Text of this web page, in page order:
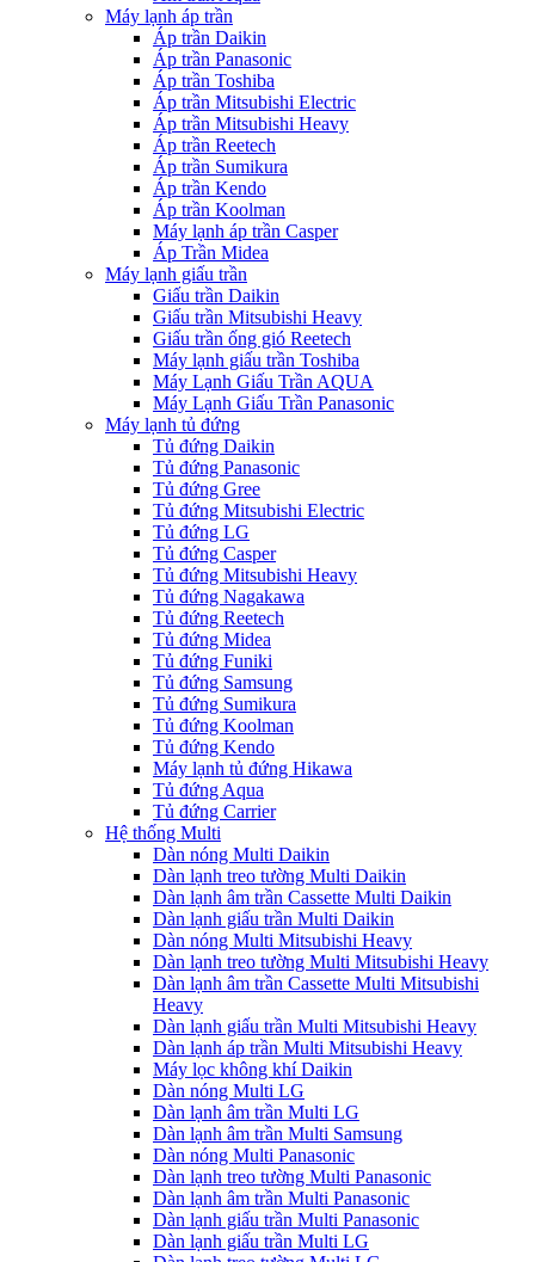
Máy lạnh áp trần
Áp trần Daikin
Áp trần Panasonic
Áp trần Toshiba
Áp trần Mitsubishi Electric
Áp trần Mitsubishi Heavy
Áp trần Reetech
Áp trần Sumikura
Áp trần Kendo
Áp trần Koolman
Máy lạnh áp trần Casper
Áp Trần Midea
Máy lạnh giấu trần
Giấu trần Daikin
Giấu trần Mitsubishi Heavy
Giấu trần ống gió Reetech
Máy lạnh giấu trần Toshiba
Máy Lạnh Giấu Trần AQUA
Máy Lạnh Giấu Trần Panasonic
Máy lạnh tủ đứng
Tủ đứng Daikin
Tủ đứng Panasonic
Tủ đứng Gree
Tủ đứng Mitsubishi Electric
Tủ đứng LG
Tủ đứng Casper
Tủ đứng Mitsubishi Heavy
Tủ đứng Nagakawa
Tủ đứng Reetech
Tủ đứng Midea
Tủ đứng Funiki
Tủ đứng Samsung
Tủ đứng Sumikura
Tủ đứng Koolman
Tủ đứng Kendo
Máy lạnh tủ đứng Hikawa
Tủ đứng Aqua
Tủ đứng Carrier
Hệ thống Multi
Dàn nóng Multi Daikin
Dàn lạnh treo tường Multi Daikin
Dàn lạnh âm trần Cassette Multi Daikin
Dàn lạnh giấu trần Multi Daikin
Dàn nóng Multi Mitsubishi Heavy
Dàn lạnh treo tường Multi Mitsubishi Heavy
Dàn lạnh âm trần Cassette Multi Mitsubishi
Heavy
Dàn lạnh giấu trần Multi Mitsubishi Heavy
Dàn lạnh áp trần Multi Mitsubishi Heavy
Máy lọc không khí Daikin
Dàn nóng Multi LG
Dàn lạnh âm trần Multi LG
Dàn lạnh âm trần Multi Samsung
Dàn nóng Multi Panasonic
Dàn lạnh treo tường Multi Panasonic
Dàn lạnh âm trần Multi Panasonic
Dàn lạnh giấu trần Multi Panasonic
Dàn lạnh giấu trần Multi LG